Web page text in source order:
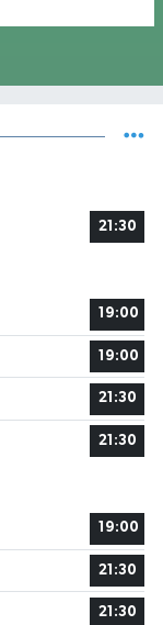
21:30
19:00
19:00
21:30
21:30
19:00
21:30
21:30